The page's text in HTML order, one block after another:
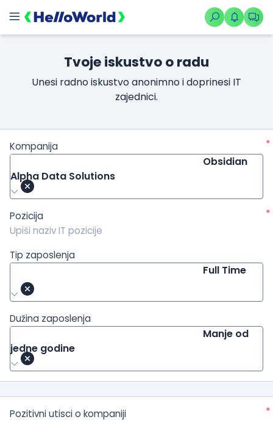
Tvoje iskustvo o radu
Unesi radno iskustvo anonimno i doprinesi IT
zajednici.
Kompanija
*
Obsidian
Alpha Data Solutions
Pozicija *
Tip zaposlenja
Full Time
Dužina zaposlenja
Manje od
jedne godine
Pozitivni utisci o kompaniji *
/kompanije/iskustvo/